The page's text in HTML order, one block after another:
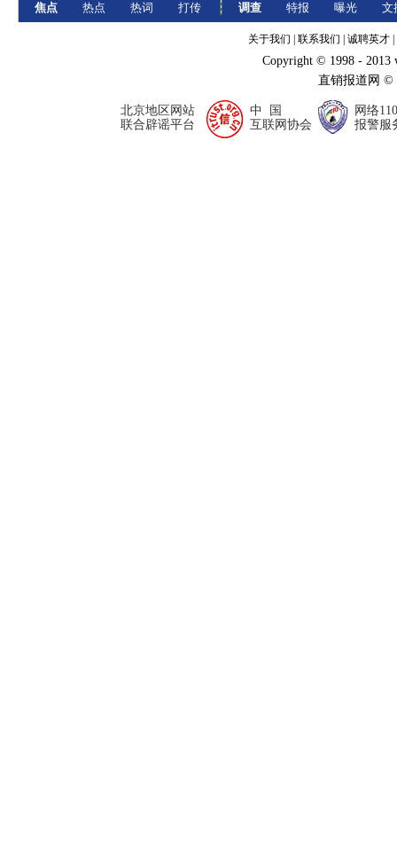
焦点
热点
热词
打传
调查
特报
曝光
文
关于我们 联系我们 诚聘英才
Copyright © 1998 - 2013
直销报道网
北京地区网站
联合辟谣平台
中 国
互联网协会
网络110
报警服